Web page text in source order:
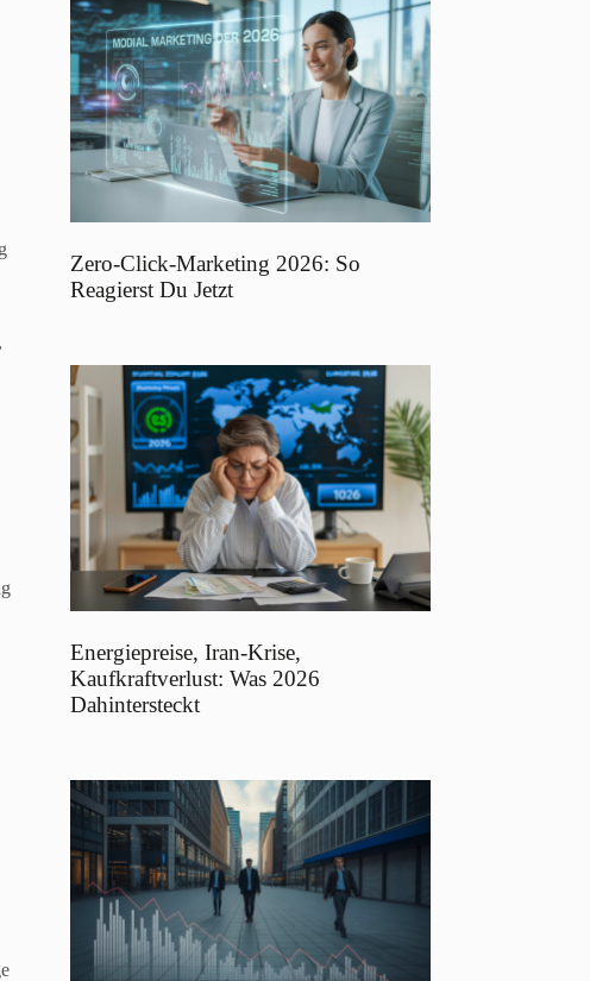
Zero-Click-Marketing 2026: So
Reagierst Du Jetzt
Energiepreise, Iran-Krise,
Kaufkraftverlust: Was 2026
Dahintersteckt